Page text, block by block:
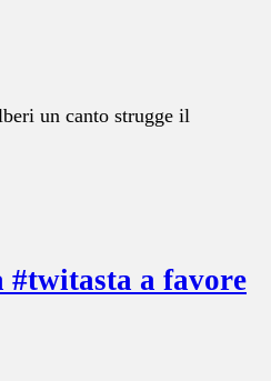
un canto strugge il
a favore